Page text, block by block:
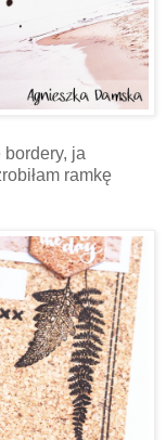
ja
ramkę